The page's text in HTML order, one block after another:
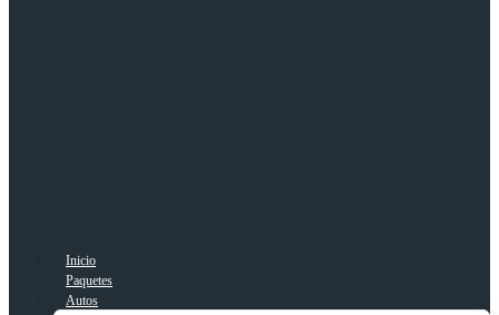
Inicio
Paquetes
Autos